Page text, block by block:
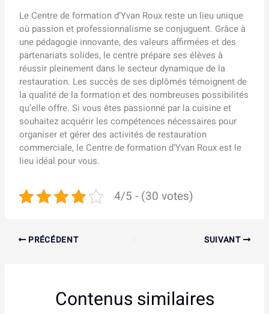
Le Centre de formation d’Yvan Roux reste un lieu unique
où passion et professionnalisme se conjuguent. Grâce à
une pédagogie innovante, des valeurs affirmées et des
partenariats solides, le centre prépare ses élèves à
réussir pleinement dans le secteur dynamique de la
restauration. Les succès de ses diplômés témoignent de
la qualité de la formation et des nombreuses possibilités
qu’elle offre. Si vous êtes passionné par la cuisine et
souhaitez acquérir les compétences nécessaires pour
organiser et gérer des activités de restauration
commerciale, le Centre de formation d’Yvan Roux est le
lieu idéal pour vous.
4/5 - (30 votes)
PRÉCÉDENT SUIVANT
Contenus similaires